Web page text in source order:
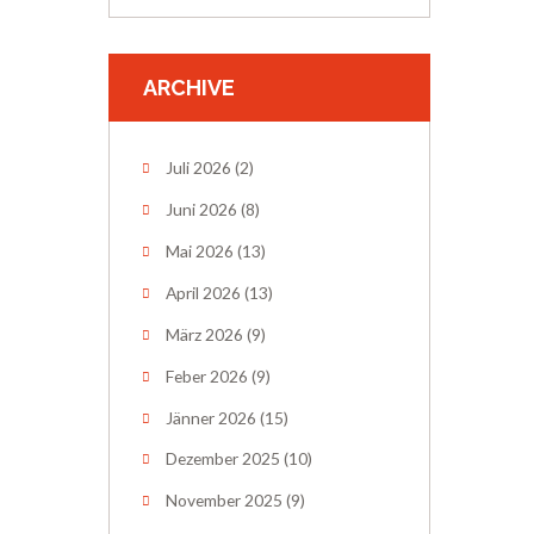
ARCHIVE
Juli 2026 (2)
Juni 2026 (8)
Mai 2026 (13)
April 2026 (13)
März 2026 (9)
Feber 2026 (9)
Jänner 2026 (15)
Dezember 2025 (10)
November 2025 (9)